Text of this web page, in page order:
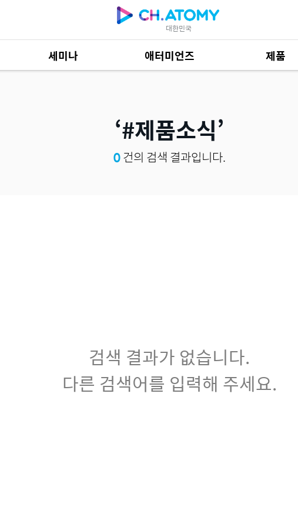
대한민국
세미나 애터미언즈 제품
제품 자료684
#제품소식
0건의 검색 결과입니다.
검색 결과가 없습니다.
다른 검색어를 입력해 주세요.